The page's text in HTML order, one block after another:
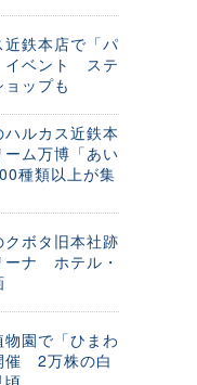
鉄本店で「パ
イベント ステ
ップも
ハルカス近鉄本
ム万博「あい
種類以上が集
ボタ旧本社跡
ーナ ホテル・
物園で「ひまわ
催 2万株の白
頃